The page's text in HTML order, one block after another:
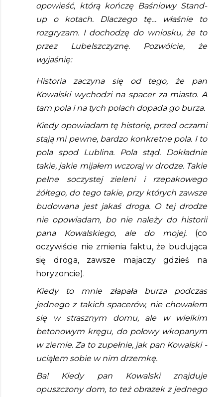
opowieść, którą kończę Baśniowy Stand-
up o kotach. Dlaczego tę… właśnie to
rozgryzam. I dochodzę do wniosku, że to
przez Lubelszczyznę. Pozwólcie, że
wyjaśnię:
Historia zaczyna się od tego, że pan
Kowalski wychodzi na spacer za miasto. A
tam pola i na tych polach dopada go burza.
Kiedy opowiadam tę historię, przed oczami
stają mi pewne, bardzo konkretne pola. I to
pola spod Lublina. Pola stąd. Dokładnie
takie, jakie mijałem wczoraj w drodze. Takie
pełne soczystej zieleni i rzepakowego
żółtego, do tego takie, przy których zawsze
budowana jest jakaś droga. O tej drodze
nie opowiadam, bo nie należy do historii
pana Kowalskiego, ale do mojej. (co
oczywiście nie zmienia faktu, że budująca
się droga, zawsze majaczy gdzieś na
horyzoncie).
Kiedy to mnie złapała burza podczas
jednego z takich spacerów, nie chowałem
się w strasznym domu, ale w wielkim
betonowym kręgu, do połowy wkopanym
w ziemie. Za to zupełnie, jak pan Kowalski -
uciąłem sobie w nim drzemkę.
Ba! Kiedy pan Kowalski znajduje
opuszczony dom, to też obrazek z jednego